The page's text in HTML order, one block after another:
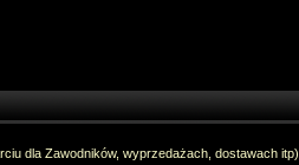
dla Zawodników, wyprzedażach, dostawach itp)